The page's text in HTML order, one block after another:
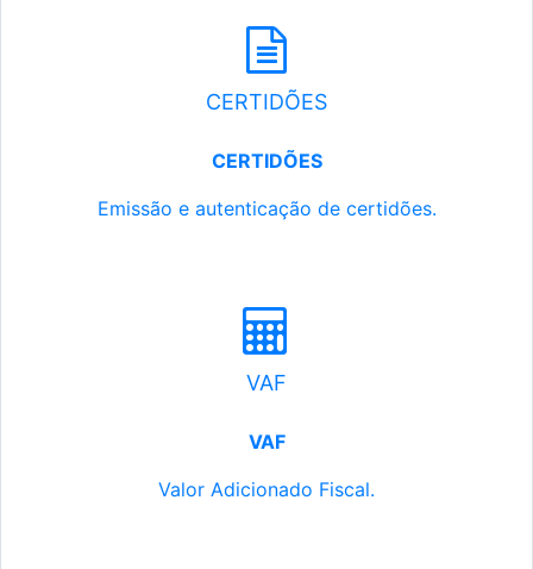
CERTIDÕES
CERTIDÕES
Emissão e autenticação de certidões.
VAF
VAF
Valor Adicionado Fiscal.